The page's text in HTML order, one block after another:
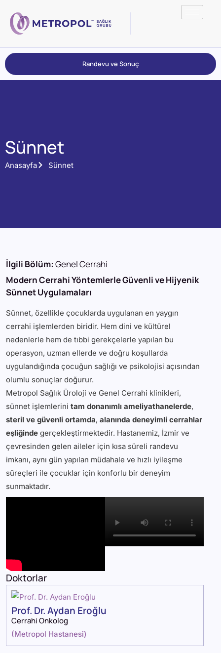
Randevu ve Sonuç
Sünnet
Anasayfa Sünnet
İlgili Bölüm: Genel Cerrahi
Modern Cerrahi Yöntemlerle Güvenli ve Hijyenik
Sünnet Uygulamaları
Sünnet, özellikle çocuklarda uygulanan en yaygın
cerrahi işlemlerden biridir. Hem dini ve kültürel
nedenlerle hem de tıbbi gerekçelerle yapılan bu
operasyon, uzman ellerde ve doğru koşullarda
uygulandığında çocuğun sağlığı ve psikolojisi açısından
olumlu sonuçlar doğurur.
Metropol Sağlık Üroloji ve Genel Cerrahi klinikleri,
sünnet işlemlerini tam donanımlı ameliyathanelerde,
steril ve güvenli ortamda, alanında deneyimli cerrahlar
eşliğinde gerçekleştirmektedir. Hastanemiz, İzmir ve
çevresinden gelen aileler için kısa süreli randevu
imkanı, aynı gün yapılan müdahale ve hızlı iyileşme
süreçleri ile çocuklar için konforlu bir deneyim
sunmaktadır.
Doktorlar
Prof. Dr. Aydan Eroğlu
Cerrahi Onkolog
(Metropol Hastanesi)